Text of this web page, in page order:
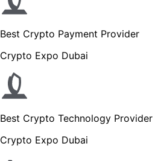
Best Crypto Payment Provider
Crypto Expo Dubai
Best Crypto Technology Provider
Crypto Expo Dubai